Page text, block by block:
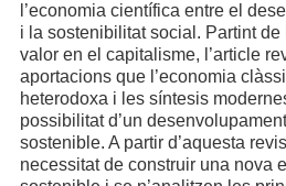
l’economia científica entre el
i la sostenibilitat social. Partint de
valor en el capitalisme, l’article
aportacions que l’economia
heterodoxa i les síntesis
possibilitat d’un
sostenible. A partir d’aquesta
necessitat de construir una nova